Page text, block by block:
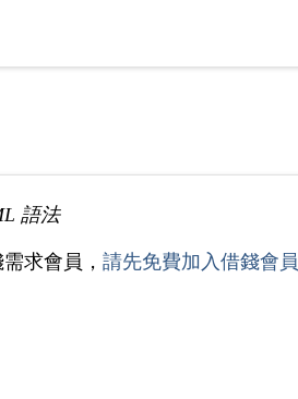
語法
求會員， 請先免費加入借錢會員